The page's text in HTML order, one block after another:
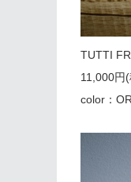
TUTTI
11,000円
color：